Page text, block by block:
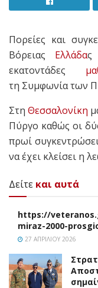
Πορείες και
Βόρειας Ελλάδας
εκατοντάδες
τη Συμφωνία των
Στη Θεσσαλονίκη
Πύργο καθώς οι
πρωί
να έχει κλείσει η
Δείτε και αυτά
https://
miraz-2000-
27 ΑΠΡΙΛΊΟΥ 2026